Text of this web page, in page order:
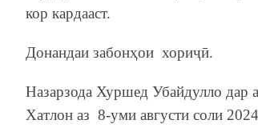
кор кардааст.
Донандаи забонҳои хориҷӣ.
Назарзода Хуршед Убайдулло дар
Хатлон аз ­ 8-уми августи соли